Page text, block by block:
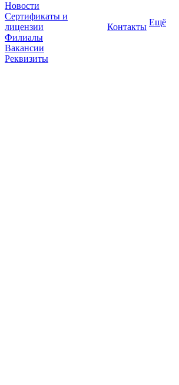
Новости
Сертификаты и
лицензии
Филиалы
Вакансии
Реквизиты
Контакты Ещё